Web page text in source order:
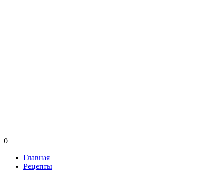
0
Главная
Рецепты